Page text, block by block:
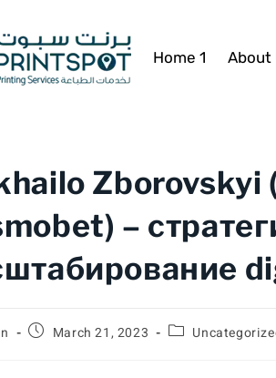
Home 1 About
Zborovskyi
–
March 21, 2023